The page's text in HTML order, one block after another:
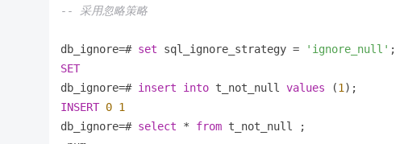
-- 采用忽略策略
db_ignore=# set sql_ignore_strategy = 'ignore_null'
SET
db_ignore=# insert into t_not_null values (1
INSERT 0 1
db_ignore=# select * from t_not_null ;